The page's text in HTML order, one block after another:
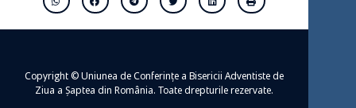
Copyright © Uniunea de Conferințe a Bisericii Adventiste de
Ziua a Șaptea din România. Toate drepturile rezervate.